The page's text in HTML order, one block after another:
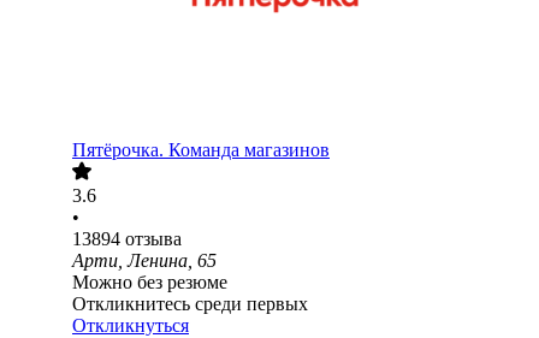
Пятёрочка. Команда магазинов
3.6
•
13894 отзыва
Арти, Ленина, 65
Можно без резюме
Откликнитесь среди первых
Откликнуться